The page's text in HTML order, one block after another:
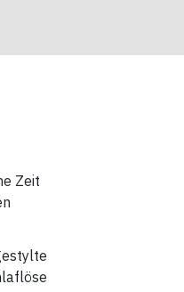
Zeit